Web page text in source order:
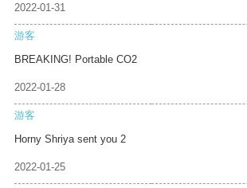
2022-01-31
游客
BREAKING! Portable CO2
2022-01-28
游客
Horny Shriya sent you 2
2022-01-25